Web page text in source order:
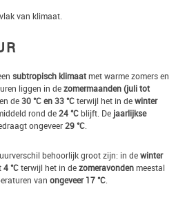
van klimaat.
subtropisch klimaatmet warme zomers en
liggen in dezomermaanden (juli tot
de30 °C en 33 °Cterwijl het in dewinter
rond de24 °Cblijft. De jaarlijkse
ongeveer29 °C
behoorlijk groot zijn: in dewinter
4 °Cterwijl het in dezomeravondenmeestal
van ongeveer 17 °C